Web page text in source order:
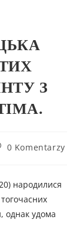
З
0 Komentarzy
народилися
тогочасних
однак удома